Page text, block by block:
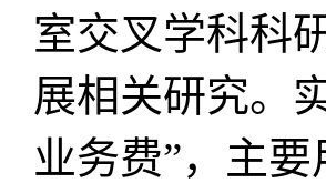
室交叉学科科
展相关研究。
业务费”，主